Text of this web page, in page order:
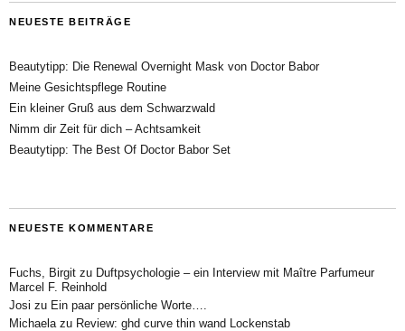
NEUESTE BEITRÄGE
Beautytipp: Die Renewal Overnight Mask von Doctor Babor
Meine Gesichtspflege Routine
Ein kleiner Gruß aus dem Schwarzwald
Nimm dir Zeit für dich – Achtsamkeit
Beautytipp: The Best Of Doctor Babor Set
NEUESTE KOMMENTARE
Fuchs, Birgit zu Duftpsychologie – ein Interview mit Maître Parfumeur
Marcel F. Reinhold
Josi zu Ein paar persönliche Worte….
Michaela zu Review: ghd curve thin wand Lockenstab